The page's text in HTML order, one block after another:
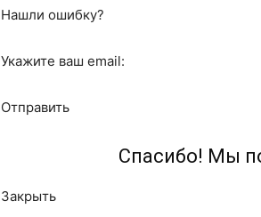
Нашли ошибку?
Укажите ваш email:
Отправить
Спасибо! Мы
Закрыть